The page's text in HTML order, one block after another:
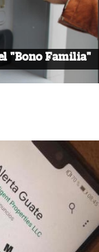
"Bono Familia"